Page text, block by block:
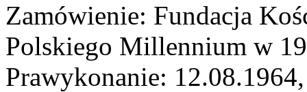
Zamówienie: Fundacja
Polskiego Millennium w
Prawykonanie: